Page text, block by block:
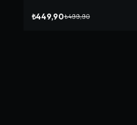
₺449,90₺499,90